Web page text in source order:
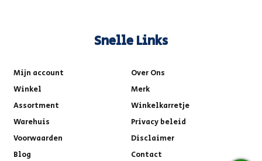
Snelle Links
Mijn account
Over Ons
Winkel
Merk
Assortment
Winkelkarretje
Warehuis
Privacy beleid
Voorwaarden
Disclaimer
Blog
Contact